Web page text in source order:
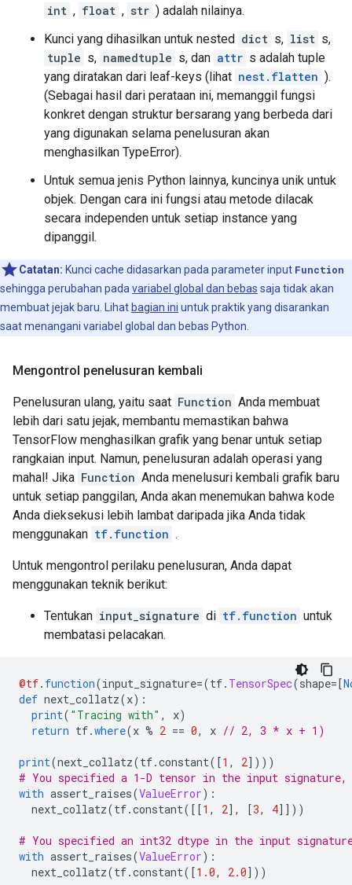
int , float , str ) adalah nilainya.
Kunci yang dihasilkan untuk nested dict s, list s,
tuple s, namedtuple s, dan attr s adalah tuple
yang diratakan dari leaf-keys (lihat nest.flatten ).
(Sebagai hasil dari perataan ini, memanggil fungsi
konkret dengan struktur bersarang yang berbeda dari
yang digunakan selama penelusuran akan
menghasilkan TypeError).
Untuk semua jenis Python lainnya, kuncinya unik untuk
objek. Dengan cara ini fungsi atau metode dilacak
secara independen untuk setiap instance yang
dipanggil.
Catatan: Kunci cache didasarkan pada parameter input Function
sehingga perubahan pada variabel global dan bebas saja tidak akan
membuat jejak baru. Lihat bagian ini untuk praktik yang disarankan
saat menangani variabel global dan bebas Python.
Mengontrol penelusuran kembali
Penelusuran ulang, yaitu saat Function Anda membuat
lebih dari satu jejak, membantu memastikan bahwa
TensorFlow menghasilkan grafik yang benar untuk setiap
rangkaian input. Namun, penelusuran adalah operasi yang
mahal! Jika Function Anda menelusuri kembali grafik baru
untuk setiap panggilan, Anda akan menemukan bahwa kode
Anda dieksekusi lebih lambat daripada jika Anda tidak
menggunakan tf.function .
Untuk mengontrol perilaku penelusuran, Anda dapat
menggunakan teknik berikut:
Tentukan input_signature di tf.function untuk
membatasi pelacakan.
@tf. function(input_signature=(tf. TensorSpec(shape=[
def next_collatz(x):
print( "Tracing with" , x)
return tf.where(x % 2 == 0, x // 2, 3 * x + 1)
print(next_collatz(tf.constant([1 , 2])))
# You specified a 1-D tensor in the input
with assert_raises(ValueError):
next_collatz(tf.constant([[1 , 2], [3, 4]]))
# You specified an int32 dtype in the input
with assert_raises(ValueError):
next_collatz(tf.constant([1.0, 2.0]))